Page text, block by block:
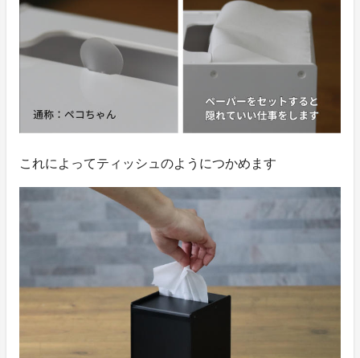
これによってティッシュのようにつかめます